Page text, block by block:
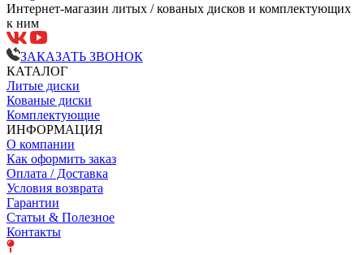
Интернет-магазин литых / кованых дисков и комплектующих
к ним
ЗАКАЗАТЬ ЗВОНОК
КАТАЛОГ
Литые диски
Кованые диски
Комплектующие
ИНФОРМАЦИЯ
О компании
Как оформить заказ
Оплата / Доставка
Условия возврата
Гарантии
Статьи & Полезное
Контакты